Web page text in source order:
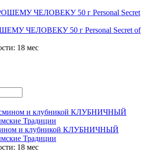
ЧЕЛОВЕКУ 50 г Personal Secret of
18 мес
и клубникой КЛУБНИЧНЫЙ
Традиции
18 мес